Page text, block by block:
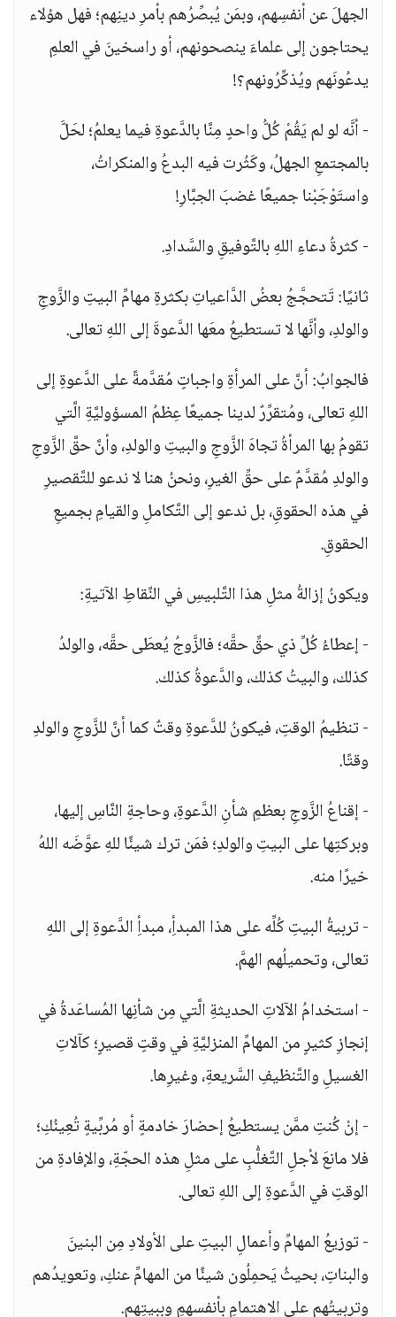
الجهلَ عن أنفسِهم، وبمَن يُبصِّرُهم بأمرِ دينِهم؛ فهل هؤلاء
يحتاجون إلى علماءَ ينصحونهم، أو راسخينَ في العلمِ
يدعُونَهم ويُذكِّرُونهم؟!
- أنَّه لو لم يَقُمْ كُلُّ واحدٍ مِنَّا بالدَّعوةِ فيما يعلمُ؛ لحَلَّ
بالمجتمعِ الجهلُ، وكَثُرت فيه البدعُ والمنكراتُ،
واستَوْجَبْنا جميعًا غضبَ الجبَّارِ!
- كثرةُ دعاءِ اللهِ بالتَّوفيقِ والسَّدادِ.
ثانيًا: تَتحجَّجُ بعضُ الدَّاعياتِ بكثرةِ مهامِّ البيتِ والزَّوجِ
والولدِ، وأنَّها لا تستطيعُ معَها الدَّعوةَ إلى اللهِ تعالى.
فالجوابُ: أنَّ على المرأةِ واجباتٍ مُقدَّمةً على الدَّعوةِ إلى
اللهِ تعالى، ومُتقرِّرٌ لدينا جميعًا عِظمُ المسؤوليَّةِ الَّتي
تقومُ بها المرأةُ تجاهَ الزَّوجِ والبيتِ والولدِ، وأنَّ حقَّ الزَّوجِ
والولدِ مُقدَّمٌ على حقِّ الغيرِ، ونحنُ هنا لا ندعو للتَّقصيرِ
في هذه الحقوقِ، بل ندعو إلى التَّكاملِ والقيامِ بجميعِ
الحقوقِ.
ويكونُ إزالةُ مثلِ هذا التَّلبيسِ في النِّقاطِ الآتيةِ:
- إعطاءُ كُلِّ ذي حقٍّ حقَّه؛ فالزَّوجُ يُعطَى حقَّه، والولدُ
كذلك، والبيتُ كذلك، والدَّعوةُ كذلك.
- تنظيمُ الوقتِ، فيكونُ للدَّعوةِ وقتٌ كما أنَّ للزَّوجِ والولدِ
وقتًا.
- إقناعُ الزَّوجِ بعظمِ شأنِ الدَّعوةِ، وحاجةِ النَّاسِ إليها،
وبركتِها على البيتِ والولدِ؛ فمَن ترك شيئًا للهِ عوَّضَه اللهُ
خيرًا منه.
- تربيةُ البيتِ كُلِّه على هذا المبدأِ، مبدأِ الدَّعوةِ إلى اللهِ
تعالى، وتحميلُهم الهمَّ.
- استخدامُ الآلاتِ الحديثةِ الَّتي مِن شأنِها المُساعَدةُ في
إنجازِ كثيرٍ من المهامِّ المنزليَّةِ في وقتٍ قصيرٍ؛ كآلاتِ
الغسيلِ والتَّنظيفِ السَّريعةِ، وغيرِها.
- إنْ كُنتِ ممَّن يستطيعُ إحضارَ خادمةٍ أو مُربِّيةٍ تُعِينُكِ؛
فلا مانعَ لأجلِ التَّغلُّبِ على مثلِ هذه الحجّةِ، والإفادةِ من
الوقتِ في الدَّعوةِ إلى اللهِ تعالى.
- توزيعُ المهامِّ وأعمالِ البيتِ على الأولادِ مِن البنينَ
والبناتِ، بحيثُ يَحمِلُون شيئًا من المهامِّ عنكِ، وتعويدُهم
وتربيتُهم على الاهتمامِ بأنفسهمِ وببيتِهم.